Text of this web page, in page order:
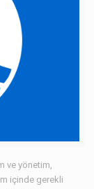
ve yönetim,
içinde gerekli